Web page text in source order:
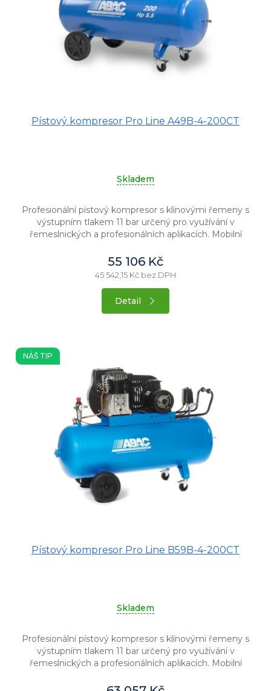
Pístový kompresor Pro Line A49B-4-200CT
Skladem
Profesionální pístový kompresor s klínovými řemeny s
výstupním tlakem 11 bar určený pro využívání v
řemeslnických a profesionálních aplikacích. Mobilní
55 106 Kč
45 542,15 Kč bez DPH
Detail
NÁŠ TIP
Pístový kompresor Pro Line B59B-4-200CT
Skladem
Profesionální pístový kompresor s klínovými řemeny s
výstupním tlakem 11 bar určený pro využívání v
řemeslnických a profesionálních aplikacích. Mobilní